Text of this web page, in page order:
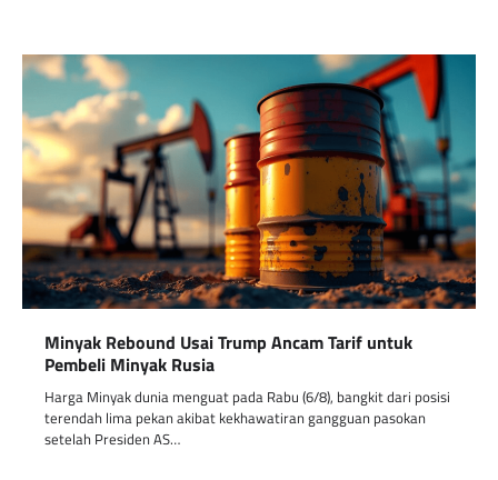
Minyak Rebound Usai Trump Ancam Tarif untuk
Pembeli Minyak Rusia
Harga Minyak dunia menguat pada Rabu (6/8), bangkit dari posisi
terendah lima pekan akibat kekhawatiran gangguan pasokan
setelah Presiden AS…